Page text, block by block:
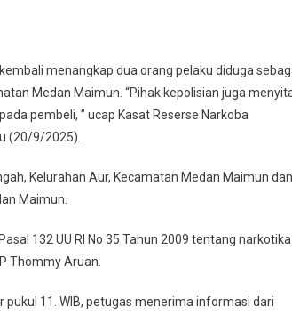
menangkap dua orang pelaku diduga
Medan Maimun. “Pihak kepolisian juga
pembeli, ” ucap Kasat Reserse Narkoba
(20/9/2025).
Kelurahan Aur, Kecamatan Medan Maimun dan
Maimun.
132 UU RI No 35 Tahun 2009 tentang
Thommy Aruan.
11. WIB, petugas menerima informasi dari